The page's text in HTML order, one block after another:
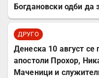
Богдановски одби да
ДРУГО
Денеска 10 август се
апостоли Прохор,
Маченици и